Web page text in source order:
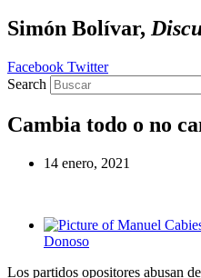
Simón Bolívar,
Facebook Twitter
Search
Cambia todo o no
14 enero, 2021
Donoso
Los partidos opositores abusan